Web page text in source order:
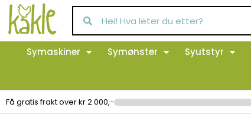
Symaskiner Symønster Syutstyr
Få gratis frakt over kr 2 000,-